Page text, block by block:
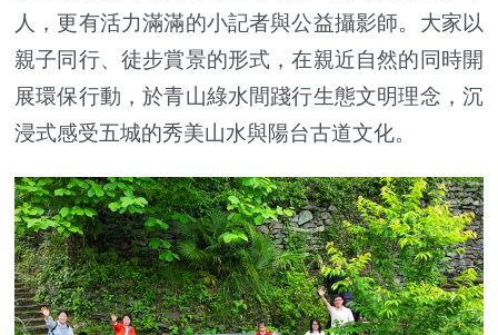
人，更有活力滿滿的小記者與公益攝影師。大家以
親子同行、徒步賞景的形式，在親近自然的同時開
展環保行動，於青山綠水間踐行生態文明理念，沉
浸式感受五城的秀美山水與陽台古道文化。